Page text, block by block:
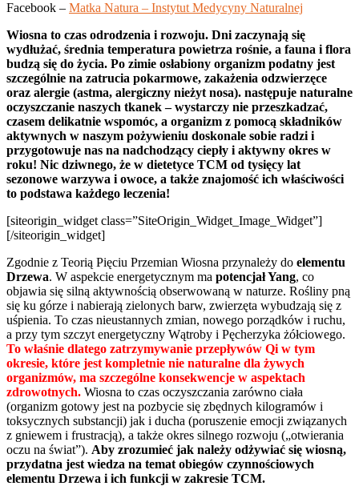
Facebook – Matka Natura – Instytut Medycyny Naturalnej
Wiosna to czas odrodzenia i rozwoju. Dni zaczynają się
wydłużać, średnia temperatura powietrza rośnie, a fauna i flora
budzą się do życia. Po zimie osłabiony organizm podatny jest
szczególnie na zatrucia pokarmowe, zakażenia odzwierzęce
oraz alergie (astma, alergiczny nieżyt nosa). następuje naturalne
oczyszczanie naszych tkanek – wystarczy nie przeszkadzać,
czasem delikatnie wspomóc, a organizm z pomocą składników
aktywnych w naszym pożywieniu doskonale sobie radzi i
przygotowuje nas na nadchodzący ciepły i aktywny okres w
roku! Nic dziwnego, że w dietetyce TCM od tysięcy lat
sezonowe warzywa i owoce, a także znajomość ich właściwości
to podstawa każdego leczenia!
[siteorigin_widget class=”SiteOrigin_Widget_Image_Widget”]
[/siteorigin_widget]
Zgodnie z Teorią Pięciu Przemian Wiosna przynależy do elementu
Drzewa. W aspekcie energetycznym ma potencjał Yang, co
objawia się silną aktywnością obserwowaną w naturze. Rośliny pną
się ku górze i nabierają zielonych barw, zwierzęta wybudzają się z
uśpienia. To czas nieustannych zmian, nowego porządków i ruchu,
a przy tym szczyt energetyczny Wątroby i Pęcherzyka żółciowego.
To właśnie dlatego zatrzymywanie przepływów Qi w tym
okresie, które jest kompletnie nie naturalne dla żywych
organizmów, ma szczególne konsekwencje w aspektach
zdrowotnych. Wiosna to czas oczyszczania zarówno ciała
(organizm gotowy jest na pozbycie się zbędnych kilogramów i
toksycznych substancji) jak i ducha (poruszenie emocji związanych
z gniewem i frustracją), a także okres silnego rozwoju („otwierania
oczu na świat”). Aby zrozumieć jak należy odżywiać się wiosną,
przydatna jest wiedza na temat obiegów czynnościowych
elementu Drzewa i ich funkcji w zakresie TCM.